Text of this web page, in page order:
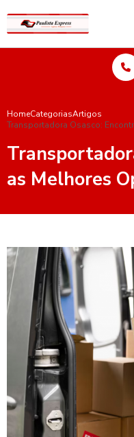
HomeCategoriasArtigos
Transportadora Osasco:
as Melhores